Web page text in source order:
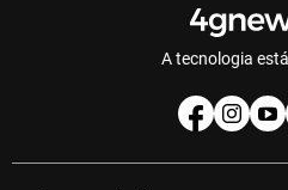
A tecnologia